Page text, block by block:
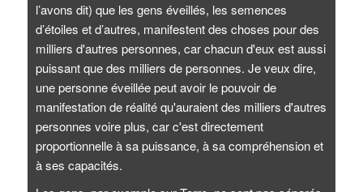
l’avons dit) que les gens éveillés, les semences
d’étoiles et d’autres, manifestent des choses pour des
milliers d'autres personnes, car chacun d'eux est aussi
puissant que des milliers de personnes. Je veux dire,
une personne éveillée peut avoir le pouvoir de
manifestation de réalité qu'auraient des milliers d'autres
personnes voire plus, car c'est directement
proportionnelle à sa puissance, à sa compréhension et
à ses capacités.